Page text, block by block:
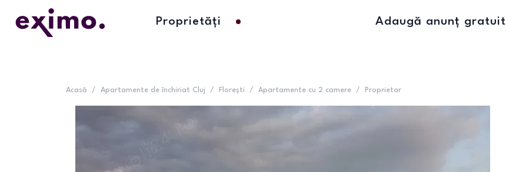
Proprietăți Adaugă anunț gratuit
Acasă / Apartamente de închiriat Cluj / Florești / Apartamente cu 2 camere / Proprietar